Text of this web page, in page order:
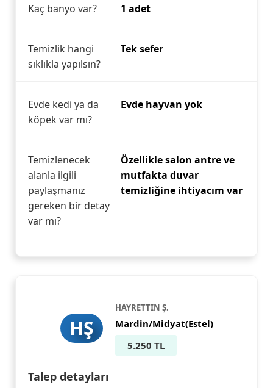
Kaç banyo var? 1 adet
Temizlik hangi
sıklıkla yapılsın?
Tek sefer
Evde kedi ya da
köpek var mı?
Evde hayvan yok
Temizlenecek
alanla ilgili
paylaşmanız
gereken bir detay
var mı?
Özellikle salon antre ve
mutfakta duvar
temizliğine ihtiyacım var
HŞ
HAYRETTIN Ş.
Mardin/Midyat(Estel)
5.250 TL
Talep detayları